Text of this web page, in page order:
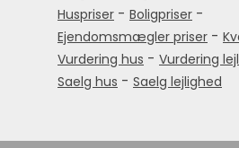
Huspriser - Boligpriser -
Ejendomsmægler priser -
Vurdering hus - Vurdering
Saelg hus - Saelg lejlighed